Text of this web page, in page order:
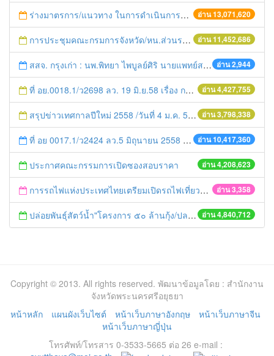
อ่าน 13,071,620
ร่างมาตรการ/แนวทาง ในการดำเนินการประกอบการตรวจราชการแบบบูรณาการ
อ่าน 11,452,686
การประชุมคณะกรมการจังหวัด/หน.ส่วนราชการประจำเดือน มิถุนายน 2558
อ่าน 2,944
สสจ. กรุงเก่า : นพ.พิทยา ไพบูลย์ศิริ นายแพทย์สาธารณสุขจังหวัดพระนครศรีอยุธยา ประธานการประชุมคณะกรรมการวางแผนและประเมิณผล พร้อมมอบป้ายและเกียรติบัตรรับรองโรงอาหารผ่านเกณฑ์ระดับดีมาก และมอบโล่ประกาศเกียรติคุณรางวัลข้าราชการพลเรือนดีเด่น ระดับสำนักงานสาธารณสุขจังหวัดพระนครศรีอยุธยา ประจำปี 2557 โดยมีผู้อำนวยการโรงพยาบาล/สาธารณสุขอำเภอ/ผู้แทนโรงพยาบาลส่งเสริมสุขภาพตำบล และผู้เกี่ยวข้องเข้าร่วมประชุม ณ ห้องประชุมทัศนีย์ สำนักงานสาธารณสุขจังหวัดพระนครศรีอยุธยา
อ่าน 4,427,755
ที่ อย.0018.1/ว2698 ลว. 19 มิ.ย.58 เรื่อง การแก้ไขปัญหาหนี้สินให้แก่เกษตรกร
อ่าน 3,798,338
สรุปข่าวเทศกาลปีใหม่ 2558 /วันที่ 4 ม.ค. 58
อ่าน 10,417,360
ที่ อย 0017.1/ว2424 ลว.5 มิถุนายน 2558 เรื่อง แจ้งกำหนดตรวจประเมินและให้คะแนนหน่วยงานที่สมัครเข้าร่วมโครงการพัฒนาหน่วยงานต้นแบบในการจัดตั้งศูนย์ข้อมูลข่าวสารของราชการฯ ประจำปีงบประมาณ พ.ศ. 2558
อ่าน 4,208,623
ประกาศคณะกรรมการเปิดซองสอบราคา
อ่าน 3,358
การรถไฟแห่งประเทศไทยเตรียมเปิดรถไฟเที่ยวพิเศษหาดใหญ่-ปาดังเบซาร์ เชื่อมต่อมาเลเซีย-สิงคโปร์
อ่าน 4,840,712
ปล่อยพันธุ์สัตว์น้ำ"โครงการ ๕๐ ล้านกุ้ง/ปลา ฟื้นชีวิตใหม่ให้เจ้าพระยา
Copyright © 2013. All rights reserved. พัฒนาข้อมูลโดย : สำนักงาน
จังหวัดพระนครศรีอยุธยา
หน้าหลัก
แผนผังเว็บไซต์ หน้าเว็บภาษาอังกฤษ
หน้าเว็บภาษาจีน
หน้าเว็บภาษาญี่ปุ่น
โทรศัพท์/โทรสาร 0-3533-5665 ต่อ 26 e-mail :